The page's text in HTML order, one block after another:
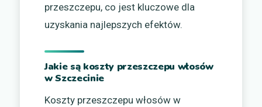
przeszczepu, co jest kluczowe dla
uzyskania najlepszych efektów.
Jakie są koszty przeszczepu włosów
w Szczecinie
Koszty przeszczepu włosów w